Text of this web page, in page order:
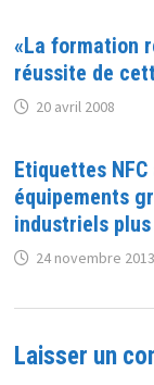
«La formation
réussite de
20 avril 2008
Etiquettes
équipements
industriels
24 novembre 2013
Laisser un